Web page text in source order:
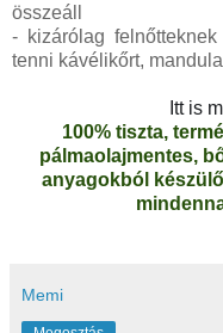
összeáll
- kizárólag
tenni kávélikőrt,
Itt is
100% tiszta,
pálmaolajmentes,
anyagokból
Memi